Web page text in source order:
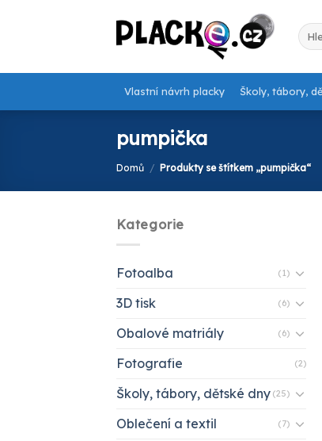
Vlastní návrh placky Školy, tábory,
pumpička
Domů / Produkty se štítkem „pumpička“
Kategorie
Fotoalba (1)
3D tisk (6)
Obalové matriály (6)
Fotografie (2)
Školy, tábory, dětské dny (25)
Oblečení a textil (7)